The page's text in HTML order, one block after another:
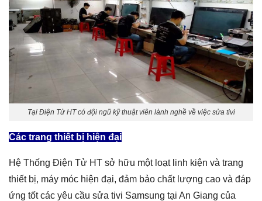
Tại Điện Tử HT có đội ngũ kỹ thuật viên lành nghề về việc sửa tivi
Các trang thiết bị hiện đại
Hệ Thống Điện Tử HT sở hữu một loạt linh kiện và trang
thiết bị, máy móc hiện đại, đảm bảo chất lượng cao và đáp
ứng tốt các yêu cầu sửa tivi Samsung tại An Giang của